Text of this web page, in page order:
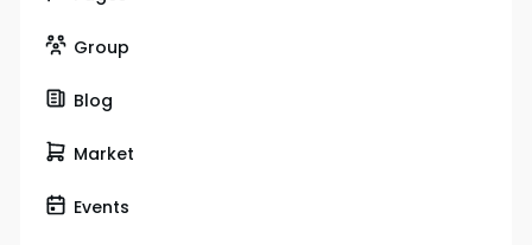
Group
Blog
Market
Events